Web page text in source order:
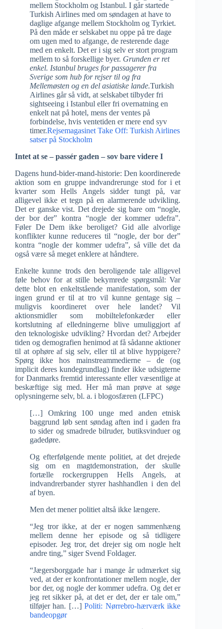
mellem Stockholm og Istanbul. I går startede
Turkish Airlines med om søndagen at have to
daglige afgange mellem Stockholm og Tyrkiet.
På den måde er selskabet nu oppe på tre dage
om ugen med to afgange, de resterende dage
med en enkelt. Det er i sig selv er stort program
mellem to så forskellige byer. Grunden er ret
enkel. Istanbul bruges for passagerer fra
Sverige som hub for rejser til og fra
Mellemøsten og en del asiatiske lande.Turkish
Airlines går så vidt, at selskabet tilbyder fri
sightseeing i Istanbul eller fri overnatning en
enkelt nat på hotel, mens der ventes på
forbindelse, hvis ventetiden er mere end syv
timer.Rejsemagasinet Take Off: Turkish Airlines
satser på Stockholm
Intet at se – passér gaden – sov bare videre I
Dagens hund-bider-mand-historie: Den koordinerede
aktion som en gruppe indvandrerunge stod for i et
kvarter som Hells Angels sidder tungt på, var
alligevel ikke et tegn på en alarmerende udvikling.
Det er ganske vist. Det drejede sig bare om “nogle,
der bor der” kontra “nogle der kommer udefra”.
Føler De Dem ikke beroliget? Gid alle alvorlige
konflikter kunne reduceres til “nogle, der bor der”
kontra “nogle der kommer udefra”, så ville det da
også være så meget enklere at håndtere.
Enkelte kunne trods den beroligende tale alligevel
føle behov for at stille bekymrede spørgsmål: Var
dette blot en enkeltstående manifestation, som der
ingen grund er til at tro vil kunne gentage sig –
muligvis koordineret over hele landet? Vil
aktionsmidler som mobiltelefonkæder eller
kortslutning af elledningerne blive umuliggjort af
den teknologiske udvikling? Hvordan det? Arbejder
tiden og demografien henimod at få sådanne aktioner
til at ophøre af sig selv, eller til at blive hyppigere?
Spørg ikke hos mainstreammedierne – de (og
implicit deres kundegrundlag) finder ikke udsigterne
for Danmarks fremtid interessante eller væsentlige at
beskæftige sig med. Her må man prøve at søge
oplysningerne selv, bl. a. i blogosfæren (LFPC)
[…] Omkring 100 unge med anden etnisk
baggrund løb sent søndag aften ind i gaden fra
to sider og smadrede bilruder, butiksvinduer og
gadedøre.
Og efterfølgende mente politiet, at det drejede
sig om en magtdemonstration, der skulle
fortælle rockergruppen Hells Angels, at
indvandrerbander styrer hashhandlen i den del
af byen.
Men det mener politiet altså ikke længere.
“Jeg tror ikke, at der er nogen sammenhæng
mellem denne her episode og så tidligere
episoder. Jeg tror, det drejer sig om nogle helt
andre ting,” siger Svend Foldager.
“Jægersborggade har i mange år udmærket sig
ved, at der er konfrontationer mellem nogle, der
bor der, og nogle der kommer udefra. Og det er
jeg ret sikker på, at det er det, der er tale om,”
tilføjer han. […]Politi: Nørrebro-hærværk ikke
bandeopgør